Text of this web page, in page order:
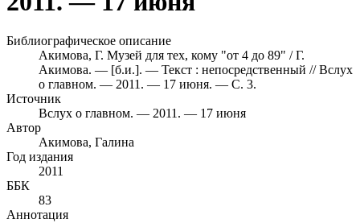
Библиографическое описание
Акимова, Г. Музей для тех, кому "от 4 до 89" / Г.
Акимова. — [б.и.]. — Текст : непосредственный // Вслух
о главном. — 2011. — 17 июня. — С. 3.
Источник
Вслух о главном. — 2011. — 17 июня
Автор
Акимова, Галина
Год издания
2011
ББК
83
Аннотация